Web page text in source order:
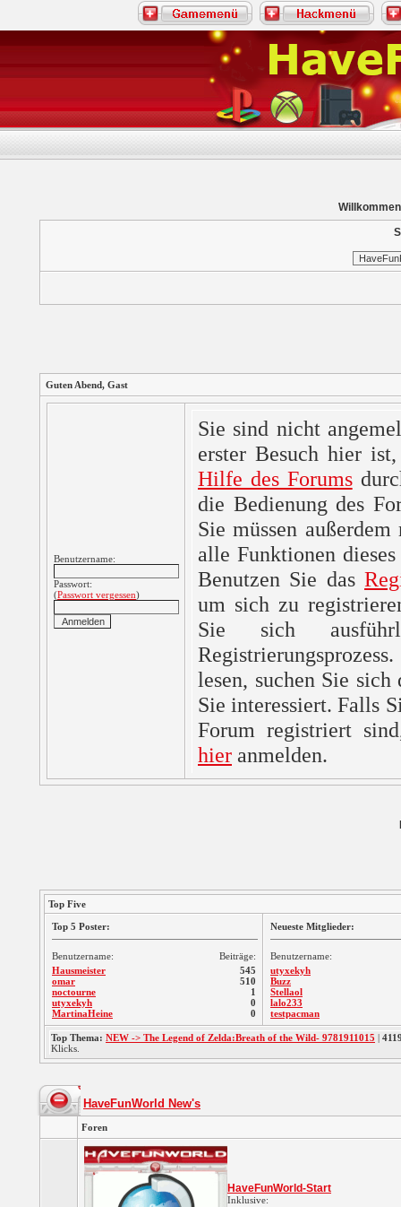
Guten Abend, Gast
Benutzername:
Passwort:
(Passwort vergessen)
Sie sind nicht
erster Besuch hier
Hilfe des Forums
die Bedienung des
Sie müssen
alle Funktionen
Benutzen Sie das
um sich zu
Sie sich
lesen, suchen Sie sich
Sie interessiert. Falls
Forum registriert
hier anmelden.
Top Five
Top 5 Poster:
Benutzername:
Beiträge:
Hausmeister
omar
noctourne
utyxekyh
MartinaHeine
545
510
1
0
0
Neueste Mitglieder:
Benutzername:
utyxekyh
Buzz
Stellaol
lalo233
testpacman
Top Thema: NEW -> The Legend of Zelda:Breath of the Wild- 9781911015 |
Klicks.
HaveFunWorld New's
Foren
HaveFunWorld-Start
Inklusive: